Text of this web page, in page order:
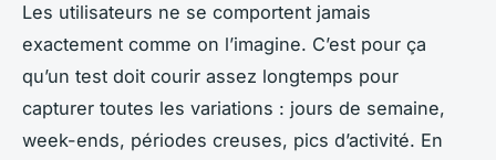
Les utilisateurs ne se comportent jamais
exactement comme on l’imagine. C’est pour ça
qu’un test doit courir assez longtemps pour
capturer toutes les variations : jours de semaine,
week-ends, périodes creuses, pics d’activité. En